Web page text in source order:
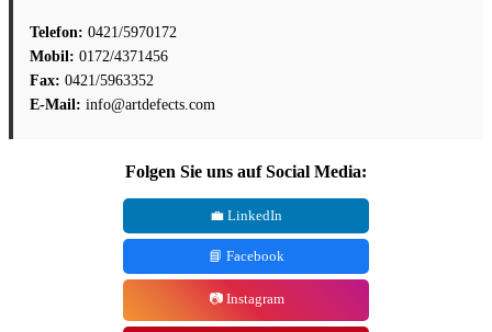
Telefon: 0421/5970172
Mobil: 0172/4371456
Fax: 0421/5963352
E-Mail: info@artdefects.com
Folgen Sie uns auf Social Media:
💼 LinkedIn
📘 Facebook
📷 Instagram